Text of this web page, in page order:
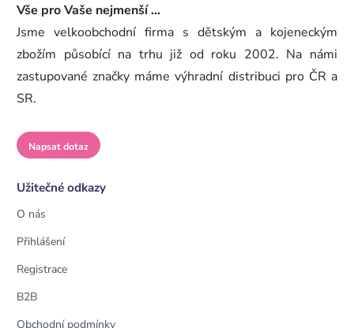
Vše pro Vaše nejmenší ...
Jsme velkoobchodní firma s dětským a kojeneckým
zbožím působící na trhu již od roku 2002. Na námi
zastupované značky máme výhradní distribuci pro ČR a
SR.
Napsat dotaz
Užitečné odkazy
O nás
Přihlášení
Registrace
B2B
Obchodní podmínky